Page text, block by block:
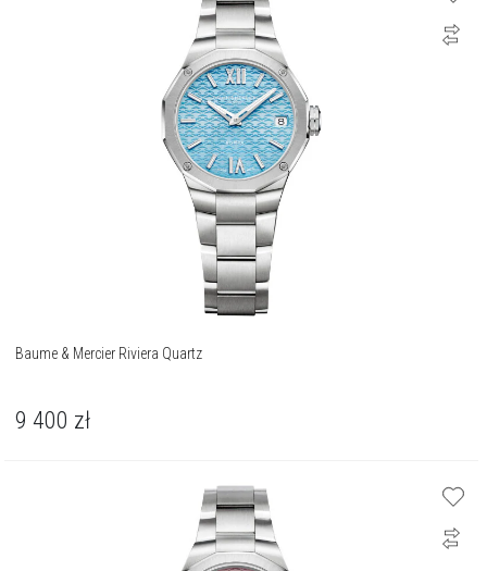
Baume & Mercier Riviera Quartz
9 400 zł